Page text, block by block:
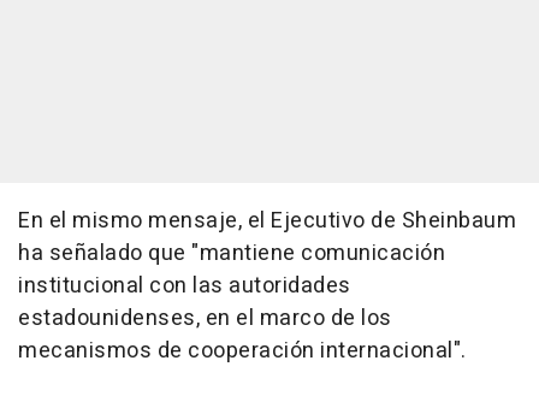
En el mismo mensaje, el Ejecutivo de Sheinbaum
ha señalado que "mantiene comunicación
institucional con las autoridades
estadounidenses, en el marco de los
mecanismos de cooperación internacional".